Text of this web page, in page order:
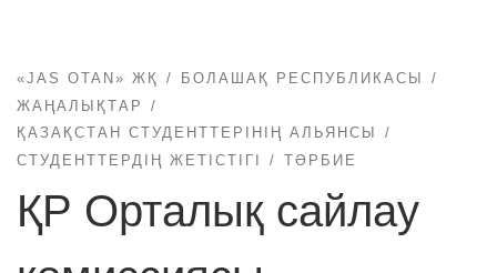
«JAS OTAN» ЖҚ
БОЛАШАҚ РЕСПУБЛИКАСЫ
ЖАҢАЛЫҚТАР
ҚАЗАҚСТАН СТУДЕНТТЕРІНІҢ АЛЬЯНСЫ
СТУДЕНТТЕРДІҢ ЖЕТІСТІГІ
ТӘРБИЕ
ҚР Орталық сайлау